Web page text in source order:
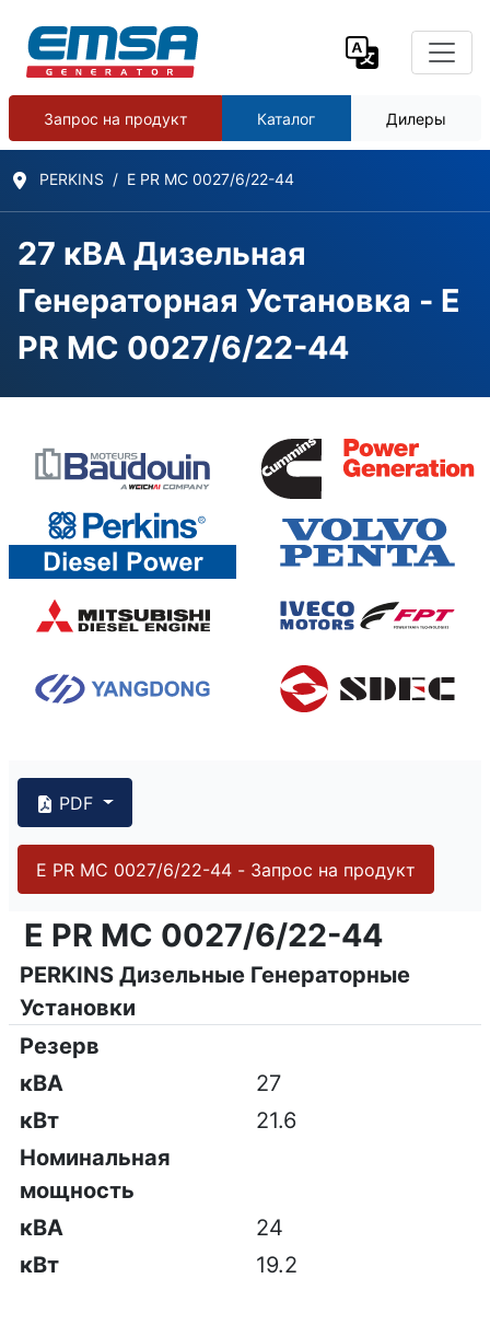
Запрос на продукт Каталог Дилеры
PERKINS E PR MC 0027/6/22-44
27 кВА Дизельная
Генераторная Установка - E
PR MC 0027/6/22-44
PDF
E PR MC 0027/6/22-44 - Запрос на продукт
{PAGENO}
Emsa оставляет за собой право вносить изменения
info@emsa.gen.tr |www.emsa.gen.tr
E PR MC 0027/6/22-44
E PR MC 0027/6/22-44
PERKINS Дизельные Генераторные
Установки
Резерв
кВА
27
кВт
21.6
Номинальная
мощность
кВА
24
кВт
19.2